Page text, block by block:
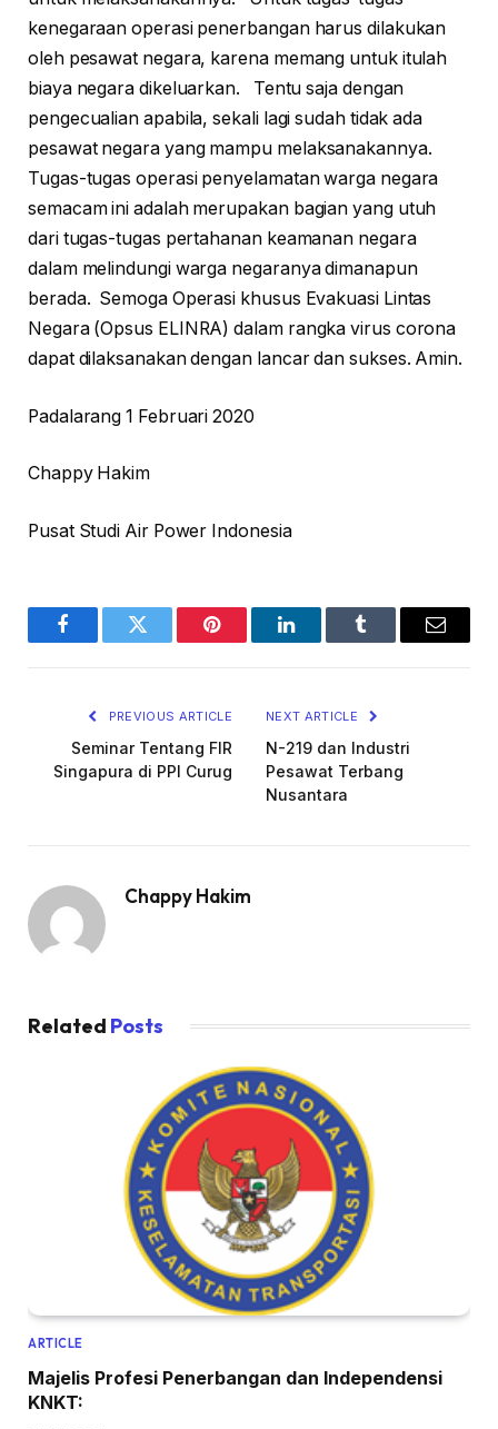
kenegaraan operasi penerbangan harus dilakukan
oleh pesawat negara, karena memang untuk itulah
biaya negara dikeluarkan. Tentu saja dengan
pengecualian apabila, sekali lagi sudah tidak ada
pesawat negara yang mampu melaksanakannya.
Tugas-tugas operasi penyelamatan warga negara
semacam ini adalah merupakan bagian yang utuh
dari tugas-tugas pertahanan keamanan negara
dalam melindungi warga negaranya dimanapun
berada. Semoga Operasi khusus Evakuasi Lintas
Negara (Opsus ELINRA) dalam rangka virus corona
dapat dilaksanakan dengan lancar dan sukses. Amin.
Padalarang 1 Februari 2020
Chappy Hakim
Pusat Studi Air Power Indonesia
FacebookTwitter Pinterest LinkedInTumblr Email
PREVIOUS ARTICLE
Seminar Tentang FIR
Singapura di PPI Curug
NEXT ARTICLE
N-219 dan Industri
Pesawat Terbang
Nusantara
Chappy Hakim
Related Posts
ARTICLE
Majelis Profesi Penerbangan dan Independensi
KNKT: